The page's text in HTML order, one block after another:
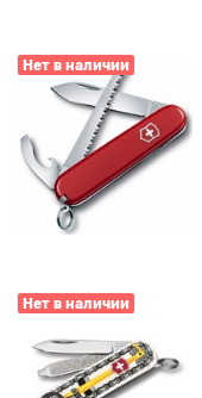
Нет в наличии
Нет в наличии